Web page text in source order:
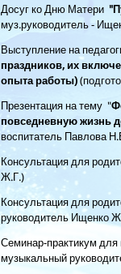
Досуг ко Дню Матери
муз.руководитель -
Выступление на
праздников, их
опыта работы)
Презентация на тему "
повседневную жизнь
воспитатель Павлова
Консультация для
Ж.Г.)
Консультация для
руководитель Ищенко
Семинар-практикум для
музыкальный